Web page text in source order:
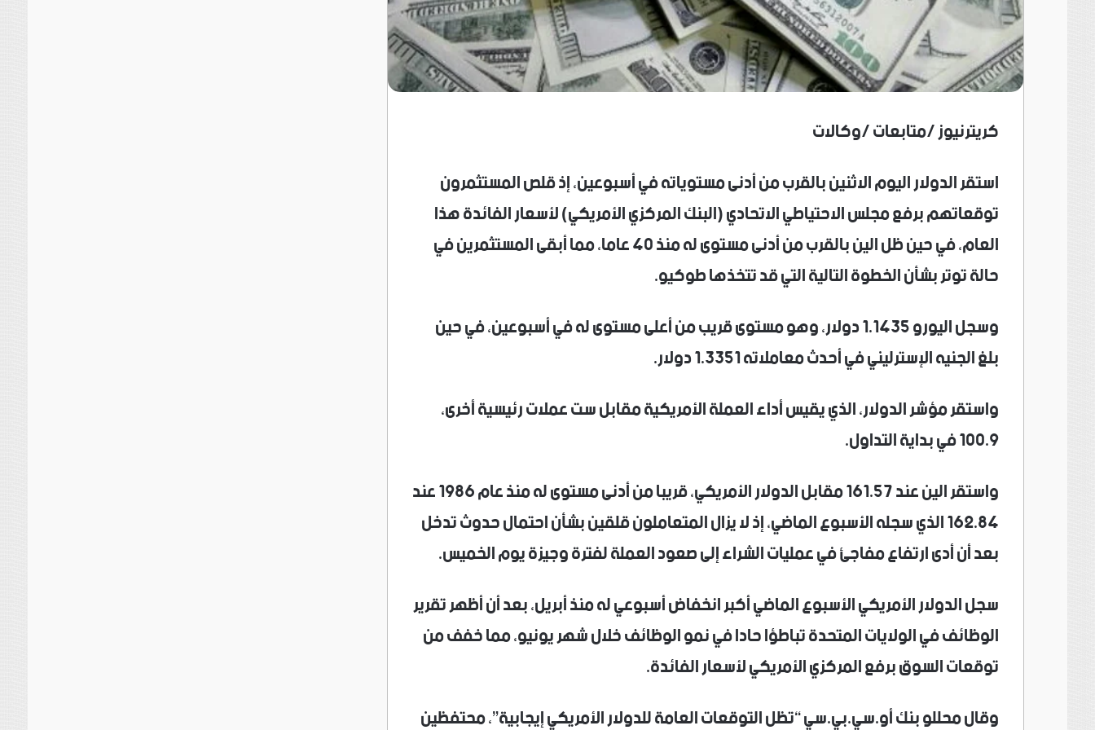
كريترنيوز /متابعات /وكالات
استقر الدولار اليوم ​الاثنين بالقرب من أدنى مستوياته في ‌أسبوعين، ​إذ قلص المستثمرون
توقعاتهم برفع مجلس الاحتياطي الاتحادي (البنك المركزي الأمريكي) لأسعار الفائدة هذا
العام، في حين ظل الين بالقرب من أدنى مستوى له منذ 40 عاما، مما أبقى ⁠المستثمرين في
حالة توتر بشأن الخطوة التالية التي قد تتخذها طوكيو.
وسجل اليورو 1.1435 دولار، وهو مستوى قريب من أعلى ‌مستوى له في أسبوعين، في حين
بلغ الجنيه الإسترليني في أحدث معاملاته 1.3351 دولار.
واستقر مؤشر الدولار، ‌الذي يقيس أداء العملة الأمريكية ‌مقابل ست عملات رئيسية أخرى،
100.9 في ‌بداية التداول.
واستقر الين ‌عند 161.57 مقابل الدولار الأمريكي، قريبا من أدنى مستوى ​له منذ ‌عام 1986 ​عند
162.84 الذي سجله ⁠الأسبوع الماضي، إذ لا يزال المتعاملون قلقين بشأن احتمال حدوث تدخل
بعد أن ​أدى ⁠ارتفاع مفاجئ ⁠في عمليات الشراء إلى صعود العملة لفترة وجيزة يوم الخميس.
سجل الدولار الأمريكي الأسبوع ⁠الماضي أكبر انخفاض أسبوعي له منذ أبريل، بعد أن أظهر تقرير
الوظائف في الولايات المتحدة تباطؤا حادا في نمو الوظائف خلال شهر يونيو، مما ‌خفف من
توقعات السوق برفع المركزي الأمريكي لأسعار الفائدة.
وقال ​محللو بنك أو.سي.بي.سي “تظل التوقعات العامة للدولار الأمريكي إيجابية”، محتفظين